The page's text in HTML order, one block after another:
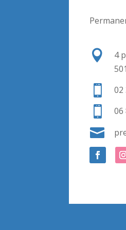

4
 02
 06
